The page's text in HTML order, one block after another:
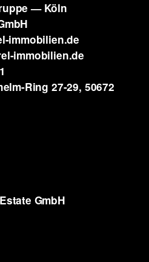
— Köln
immobilien.de
immobilien.de
Ring 27-29, 50672
GmbH